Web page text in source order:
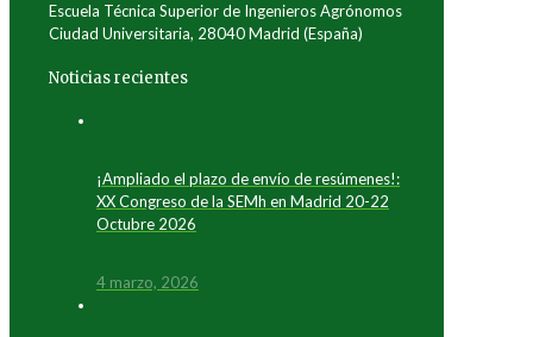
Escuela Técnica Superior de Ingenieros Agrónomos
Ciudad Universitaria, 28040 Madrid (España)
Noticias recientes
¡Ampliado el plazo de envío de resúmenes!:
XX Congreso de la SEMh en Madrid 20-22
Octubre 2026
4 marzo, 2026